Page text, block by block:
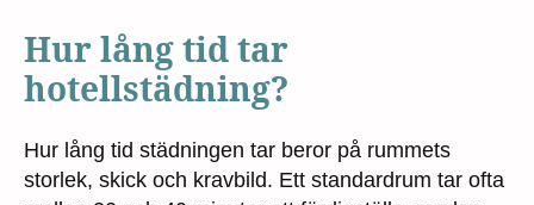
Hur lång tid tar
hotellstädning?
Hur lång tid städningen tar beror på rummets
storlek, skick och kravbild. Ett standardrum tar ofta